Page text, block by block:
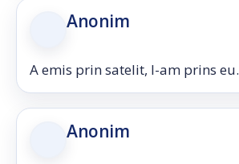
Anonim
A emis prin satelit, l-am prins eu.
Anonim